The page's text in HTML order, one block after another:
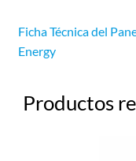
Ficha Técnica del
Energy
Productos